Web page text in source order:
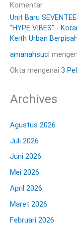
Komentar
Unit Baru
“HYPE VIBES” -
Keith Urban
amanahsuci
Okta mengenai 3
Archives
Agustus 2026
Juli 2026
Juni 2026
Mei 2026
April 2026
Maret 2026
Februari 2026